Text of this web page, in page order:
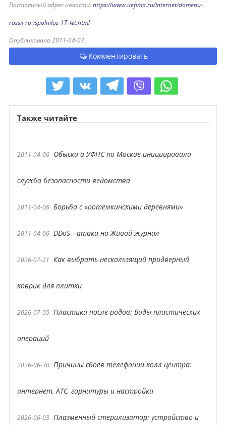
Постоянный адрес новости:https://www.uefima.ru/internet/domenu-
rossii-ru-ispolnilos-17-let.html
Опубликовано 2011-04-07.
Комментировать
Также читайте
2011-04-06 Обыски в УФНС по Москве инициировала
служба безопасности ведомства
2011-04-06 Борьба с «потемкинскими деревнями»
2011-04-06 DDoS—атака на Живой журнал
2026-07-21 Как выбрать нескользящий придверный
коврик для плитки
2026-07-05 Пластика после родов: Виды пластических
операций
2026-06-30 Причины сбоев телефонии колл центра:
интернет, АТС, гарнитуры и настройки
2026-06-03 Плазменный стерилизатор: устройство и